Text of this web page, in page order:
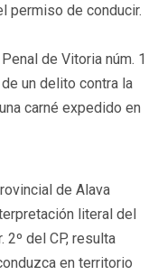
permiso de conducir.
de Vitoria núm. 1
un delito contra la
carné expedido en
de Alava
literal del
2º del CP, resulta
en territorio